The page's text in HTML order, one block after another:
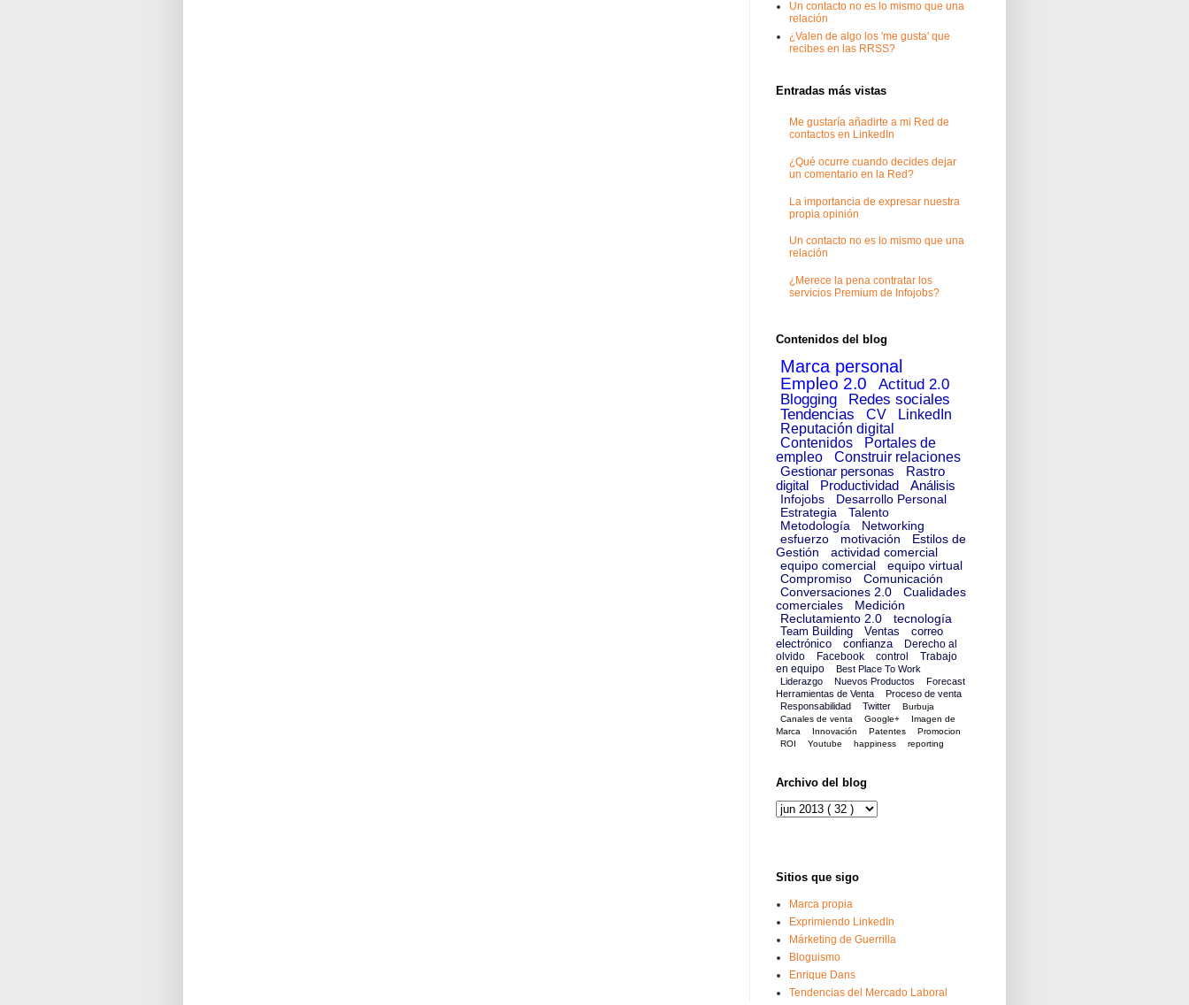
Un contacto no es lo mismo que una
relación
¿Valen de algo los 'me gusta' que
recibes en las RRSS?
Entradas más vistas
Me gustaría añadirte a mi Red de
contactos en LinkedIn
¿Qué ocurre cuando decides dejar
un comentario en la Red?
La importancia de expresar nuestra
propia opinión
Un contacto no es lo mismo que una
relación
¿Merece la pena contratar los
servicios Premium de Infojobs?
Contenidos del blog
Marca personal
Empleo 2.0
Actitud 2.0
Blogging
Redes sociales
Tendencias
CV
LinkedIn
Reputación digital
Contenidos
Portales de
empleo
Construir relaciones
Gestionar personas
Rastro
digital
Productividad Análisis
Infojobs
Desarrollo Personal
Estrategia
Talento
Metodología
Networking
esfuerzo
motivación
Estilos de
Gestión
actividad comercial
equipo comercial
equipo virtual
Compromiso
Comunicación
Conversaciones 2.0
Cualidades
comerciales
Medición
Reclutamiento 2.0
tecnología
Team Building Ventas
correo
electrónico
confianza
Derecho al
olvido
Facebook control
Trabajo
en equipo
Best Place To Work
Liderazgo
Nuevos Productos
Forecast
Herramientas de Venta
Proceso de venta
Responsabilidad
Twitter
Burbuja
Canales de venta
Google+
Imagen de
Marca
Innovación Patentes
Promocion
ROI
Youtube happiness reporting
Archivo del blog
Sitios que sigo
Marca propia
Exprimiendo LinkedIn
Márketing de Guerrilla
Bloguismo
Enrique Dans
Tendencias del Mercado Laboral